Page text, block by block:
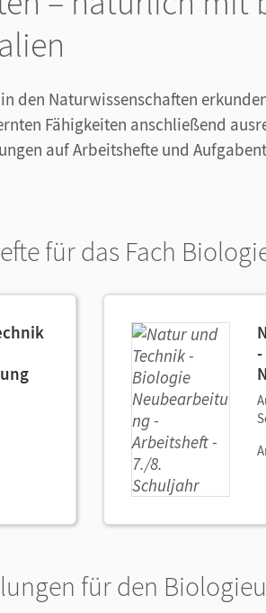
den Naturwissenschaften
Fähigkeiten anschließend
auf Arbeitshefte und
für das Fach
-
für den